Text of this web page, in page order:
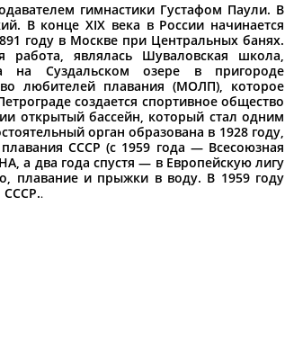
гимнастики Густафом Паули. В
В конце XIX века в России начинается
году в Москве при Центральных банях.
являлась Шуваловская школа,
Суздальском озере в пригороде
любителей плавания (МОЛП), которое
создается спортивное общество
открытый бассейн, который стал одним
орган образована в 1928 году,
СССР (с 1959 года — Всесоюзная
а два года спустя — в Европейскую лигу
плавание и прыжки в воду. В 1959 году
СССР..